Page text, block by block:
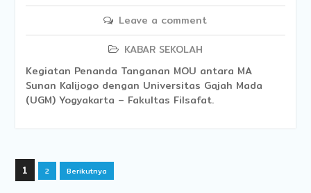
Leave a comment
KABAR SEKOLAH
Kegiatan Penanda Tanganan MOU antara MA
Sunan Kalijogo dengan Universitas Gajah Mada
(UGM) Yogyakarta – Fakultas Filsafat.
Navigasi
pos
1 2 Berikutnya